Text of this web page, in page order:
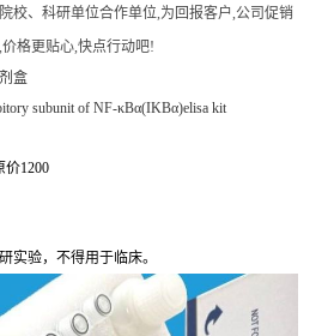
校、科研单位合作单位,为回报客户,公司促销
格更贴心,快点行动吧!
盒
subunit of NF-κBα(IKBα)elisa kit
价1200
实验，不得用于临床。